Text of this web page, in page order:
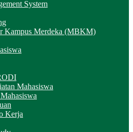
System
Kampus Merdeka (MBKM)
Mahasiswa
Kerja